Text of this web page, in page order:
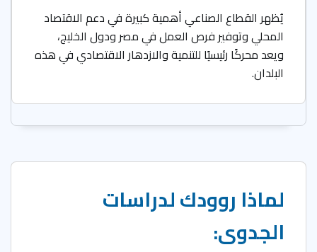
يُظهر القطاع الصناعي أهمية كبيرة في دعم الاقتصاد
المحلي وتوفير فرص العمل في مصر ودول الخليج،
ويعد محركًا رئيسيًا للتنمية والازدهار الاقتصادي في هذه
البلدان.
لماذا روودك لدراسات
الجدوى: